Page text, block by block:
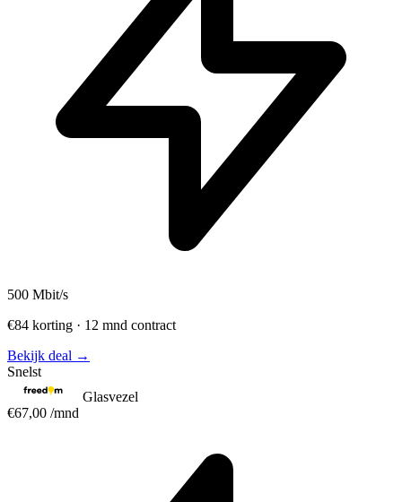
500 Mbit/s
€84 korting · 12 mnd contract
Bekijk deal →
Snelst
Glasvezel
€67,00 /mnd